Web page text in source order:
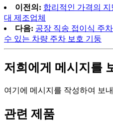
이전의: 합리적인 가격의
대 제조업체
다음: 공장 직송 접이식 주
수 있는 차량 주차 보호 기둥
저희에게 메시지를
여기에 메시지를 작성하여 보
관련 제품